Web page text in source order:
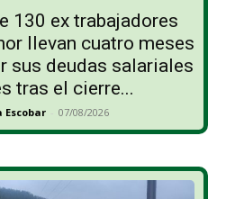
130 ex trabajadores
llevan cuatro meses
sus deudas salariales
tras el cierre...
Escobar - 07/08/2026